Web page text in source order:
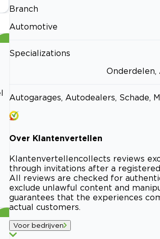
Branch
Automotive
Specializations
Onderdelen,
Autogarages, Autodealers, Schade,
Over Klantenvertellen
Klantenvertellencollects reviews
through invitations after a
All reviews are checked for
exclude unlawful content and
guarantees that the experiences
actual customers.
Voor bedrijven